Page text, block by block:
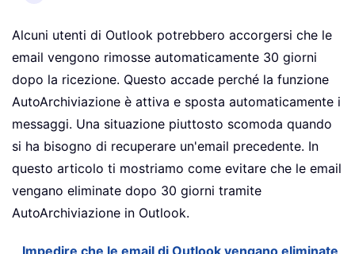
Alcuni utenti di Outlook potrebbero accorgersi che le
email vengono rimosse automaticamente 30 giorni
dopo la ricezione. Questo accade perché la funzione
AutoArchiviazione è attiva e sposta automaticamente i
messaggi. Una situazione piuttosto scomoda quando
si ha bisogno di recuperare un'email precedente. In
questo articolo ti mostriamo come evitare che le email
vengano eliminate dopo 30 giorni tramite
AutoArchiviazione in Outlook.